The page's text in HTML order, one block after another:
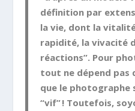
définition par
la vie, dont la
rapidité, la vivacité
réactions”. Pour
tout ne dépend pas
que le photographe
“vif” ! Toutefois,